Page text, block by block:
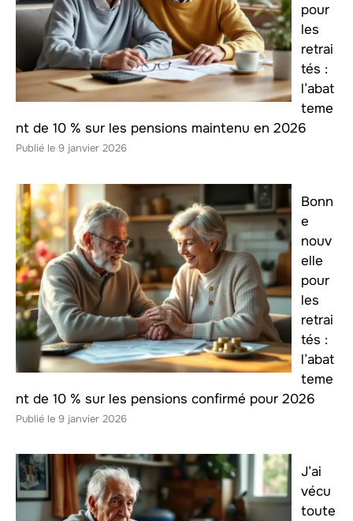
pour
les
retrai
tés :
l’abat
teme
nt de 10 % sur les pensions maintenu en 2026
9 janvier 2026
Bonn
e
nouv
elle
pour
les
retrai
tés :
l’abat
teme
nt de 10 % sur les pensions confirmé pour 2026
9 janvier 2026
J’ai
vécu
toute